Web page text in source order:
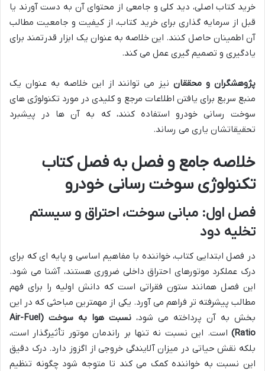
خرید کتاب اصلی، دید کلی و جامعی از محتوای آن به دست آورند یا
قبل از سرمایه گذاری برای خرید کتاب، از کیفیت و جامعیت مطالب
آن اطمینان حاصل کنند. این خلاصه به عنوان یک ابزار قدرتمند برای
یادگیری و تصمیم گیری عمل می کند.
پژوهشگران و محققاننیز می توانند از این خلاصه به عنوان یک
منبع سریع برای یافتن اطلاعات مرجع و کلیدی در مورد تکنولوژی های
سوخت رسانی خودرو استفاده کنند، که به آن ها در پیشبرد
تحقیقاتشان یاری می رساند.
خلاصه جامع و فصل به فصل کتاب
تکنولوژی سوخت رسانی خودرو
فصل اول: مبانی سوخت، احتراق و سیستم
تخلیه دود
در فصل ابتدایی کتاب، خواننده با مفاهیم اساسی و پایه ای که برای
درک عملکرد موتورهای احتراق داخلی ضروری هستند، آشنا می شود.
این فصل همانند ستون فقراتی است که دانش اولیه را برای فهم
مطالب پیشرفته تر فراهم می آورد. یکی از مهمترین مباحثی که در این
بخش به آن پرداخته می شود،
نسبت هوا به سوخت (Air-Fuel
Ratio)
است. این نسبت نه تنها بر راندمان موتور تأثیرگذار است،
بلکه نقش حیاتی در میزان آلایندگی خروجی از اگزوز دارد. درک دقیق
این نسبت به خواننده کمک می کند تا متوجه شود چگونه تنظیم